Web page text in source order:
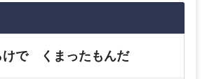
けで くまったもんだ